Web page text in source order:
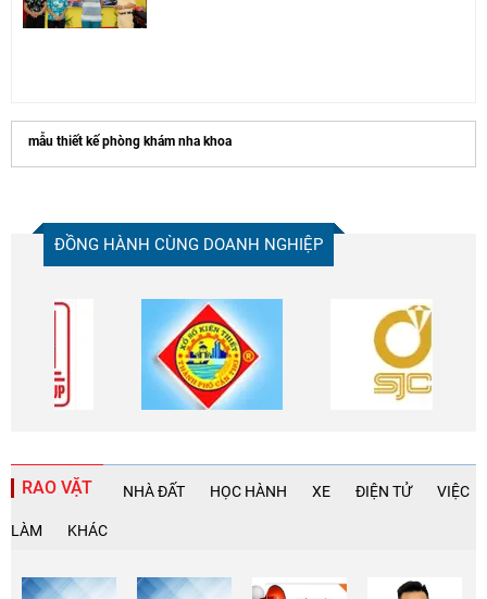
mẫu thiết kế phòng khám nha khoa​
ĐỒNG HÀNH CÙNG DOANH NGHIỆP
RAO VẶT NHÀ ĐẤT HỌC HÀNH XE ĐIỆN TỬ VIỆC
LÀM KHÁC